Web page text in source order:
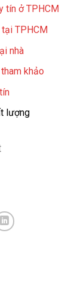
tín ở TPHCM
TPHCM
nhà
khảo
lượng